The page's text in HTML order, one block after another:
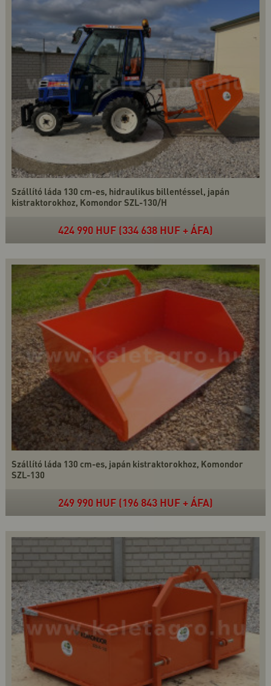
Szállító láda 130 cm-es, hidraulikus billentéssel, japán
kistraktorokhoz, Komondor SZL-130/H
424 990 HUF (334 638 HUF + ÁFA)
Szállító láda 130 cm-es, japán kistraktorokhoz, Komondor
SZL-130
249 990 HUF (196 843 HUF + ÁFA)